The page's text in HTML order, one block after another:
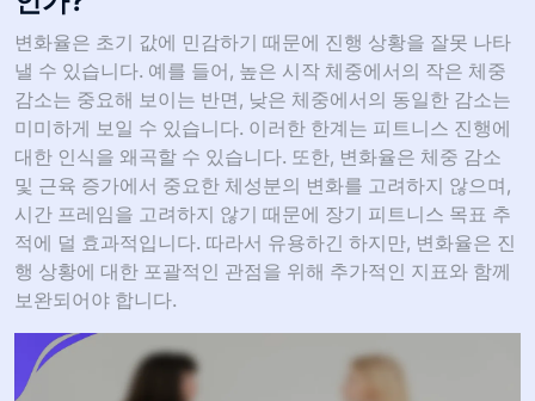
변화율은 초기 값에 민감하기 때문에 진행 상황을 잘못 나타
낼 수 있습니다. 예를 들어, 높은 시작 체중에서의 작은 체중
감소는 중요해 보이는 반면, 낮은 체중에서의 동일한 감소는
미미하게 보일 수 있습니다. 이러한 한계는 피트니스 진행에
대한 인식을 왜곡할 수 있습니다. 또한, 변화율은 체중 감소
및 근육 증가에서 중요한 체성분의 변화를 고려하지 않으며,
시간 프레임을 고려하지 않기 때문에 장기 피트니스 목표 추
적에 덜 효과적입니다. 따라서 유용하긴 하지만, 변화율은 진
행 상황에 대한 포괄적인 관점을 위해 추가적인 지표와 함께
보완되어야 합니다.